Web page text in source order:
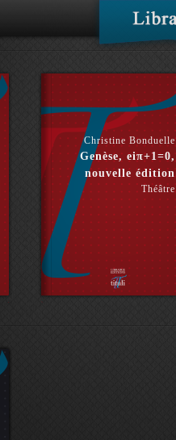
Christine Bonduelle
Genèse, eiπ+1=0,
nouvelle édition
Théâtre